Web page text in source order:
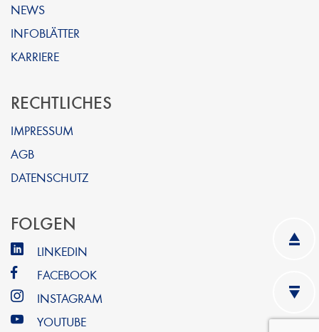
NEWS
INFOBLÄTTER
KARRIERE
RECHTLICHES
IMPRESSUM
AGB
DATENSCHUTZ
FOLGEN
LINKEDIN
FACEBOOK
INSTAGRAM
YOUTUBE